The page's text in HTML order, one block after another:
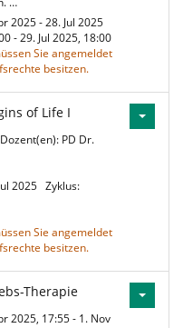
2025 - 28. Jul 2025
- 29. Jul 2025, 18:00
Sie angemeldet
besitzen.
of Life I
Dozent(en): PD Dr.
2025 Zyklus:
Sie angemeldet
besitzen.
Therapie
2025, 17:55 - 1. Nov